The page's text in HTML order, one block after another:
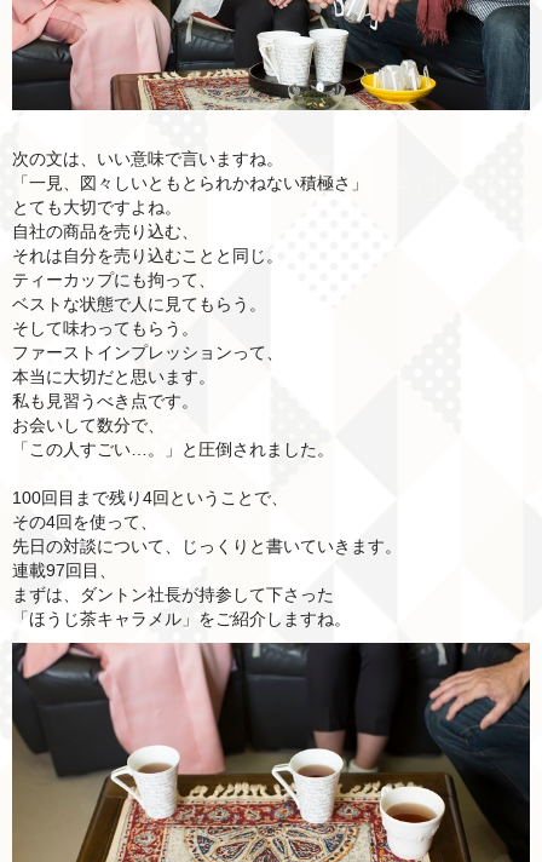
次の文は、いい意味で言いますね。
「一見、図々しいともとられかねない積極さ」
とても大切ですよね。
自社の商品を売り込む、
それは自分を売り込むことと同じ。
ティーカップにも拘って、
ベストな状態で人に見てもらう。
そして味わってもらう。
ファーストインプレッションって、
本当に大切だと思います。
私も見習うべき点です。
お会いして数分で、
「この人すごい…。」と圧倒されました。
100回目まで残り4回ということで、
その4回を使って、
先日の対談について、じっくりと書いていきます。
連載97回目、
まずは、ダントン社長が持参して下さった
「ほうじ茶キャラメル」をご紹介しますね。